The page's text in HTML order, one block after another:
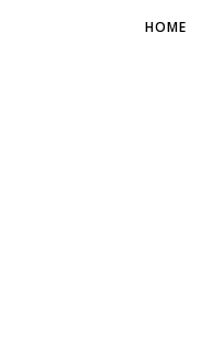
HOME